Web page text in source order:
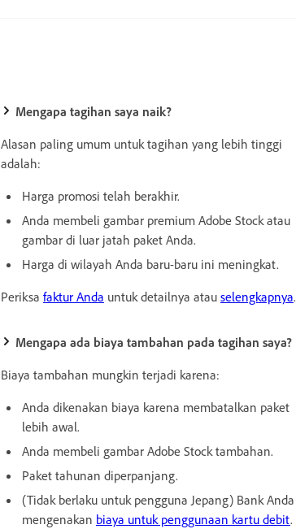
Mengapa tagihan saya naik?
Alasan paling umum untuk tagihan yang lebih tinggi
adalah:
Harga promosi telah berakhir.
Anda membeli gambar premium Adobe Stock atau
gambar di luar jatah paket Anda.
Harga di wilayah Anda baru-baru ini meningkat.
Periksa faktur Anda untuk detailnya atau selengkapnya.
Mengapa ada biaya tambahan pada tagihan saya?
Biaya tambahan mungkin terjadi karena:
Anda dikenakan biaya karena membatalkan paket
lebih awal.
Anda membeli gambar Adobe Stock tambahan.
Paket tahunan diperpanjang.
(Tidak berlaku untuk pengguna Jepang) Bank Anda
mengenakan biaya untuk penggunaan kartu debit.